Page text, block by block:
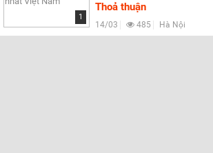
1
Thoả thuận
14/03 485 Hà Nội